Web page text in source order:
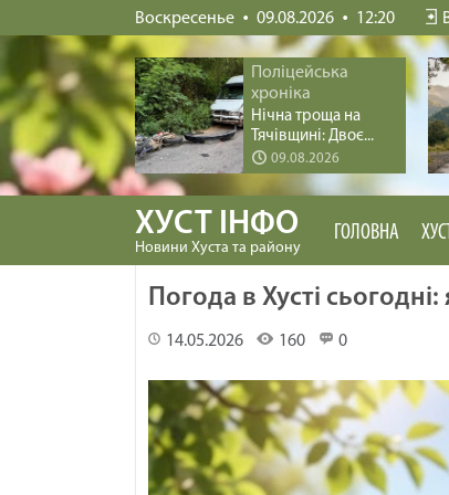
Воскресенье 09.08.2026 12:20
Поліцейська
хроніка
Нічна троща на
Тячівщині: Двоє...
09.08.2026
ХУСТ ІНФО
Новини Хуста та району
ГОЛОВНА
Погода в Хусті
14.05.2026 160 0